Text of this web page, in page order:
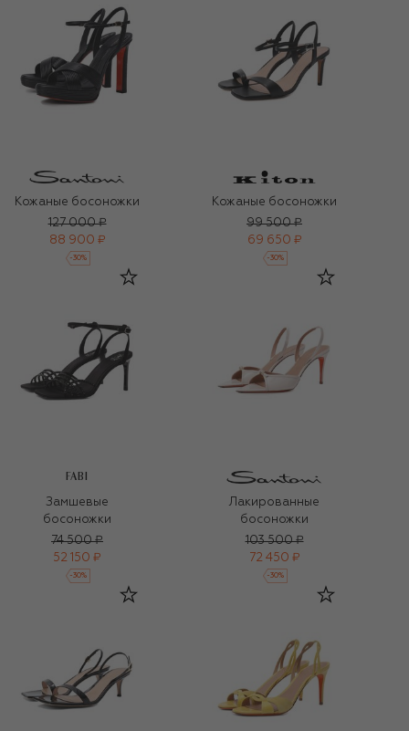
Кожаные босоножки
127 000 ₽
88 900 ₽
-30%
Кожаные босоножки
99 500 ₽
69 650 ₽
-30%
FABI
Замшевые
босоножки
74 500 ₽
52 150 ₽
-30%
Лакированные
босоножки
103 500 ₽
72 450 ₽
-30%